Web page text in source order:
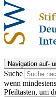
Navigation auf-
Suche
wenn
Pfeiltasten, um